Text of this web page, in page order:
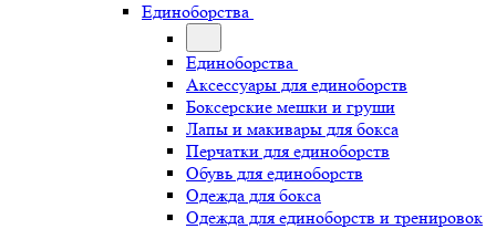
Единоборства
Единоборства
Аксессуары для единоборств
Боксерские мешки и груши
Лапы и макивары для бокса
Перчатки для единоборств
Обувь для единоборств
Одежда для бокса
Одежда для единоборств и тренировок